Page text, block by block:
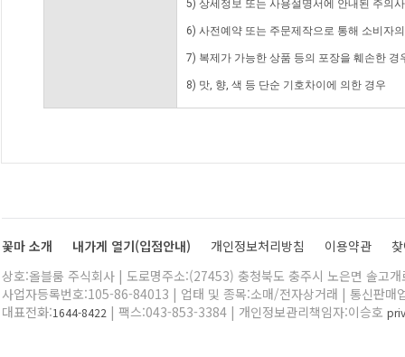
5) 상세정보 또는 사용설명서에 안내된 주의
6) 사전예약 또는 주문제작으로 통해 소비자
7) 복제가 가능한 상품 등의 포장을 훼손한 경
8) 맛, 향, 색 등 단순 기호차이에 의한 경우
꽃마 소개 내가게 열기(입점안내) 개인정보처리방침 이용약관
상호:올블룸 주식회사 | 도로명주소:(27453) 충청북도 충주시 노은면 솔고
사업자등록번호:105-86-84013 | 업태 및 종목:소매/전자상거래 | 통신판매
대표전화:1644-8422 | 팩스:043-853-3384 | 개인정보관리책임자:이승호